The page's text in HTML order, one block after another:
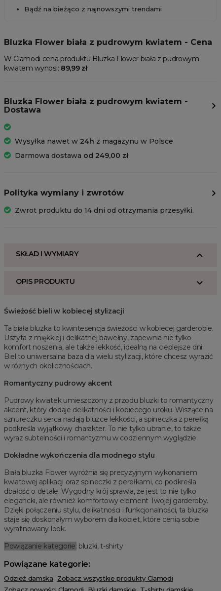
Bądź na bieżąco z najnowszymi trendami
Bluzka Flower biała z pudrowym kwiatem - Cena
W Clamodi cena produktu Bluzka Flower biała z pudrowym
kwiatem wynosi: 89,99 zł
Bluzka Flower biała z pudrowym kwiatem -
Dostawa
Wysyłka nawet w 24h z magazynu w Polsce
Darmowa dostawa od 249,00 zł
Polityka wymiany i zwrotów
Zwrot produktu do 14 dni od otrzymania przesyłki.
SKŁAD I WYMIARY
OPIS PRODUKTU
Świeżość bieli w kobiecej stylizacji
Ta biała bluzka to kwintesencja świeżości w kobiecej garderobie.
Uszyta z miękkiej i delikatnej bawełny, zapewnia nie tylko
komfort noszenia, ale także lekkość, idealną na cieplejsze dni.
Biel to uniwersalna baza dla wielu stylizacji, które chcesz wyrazić
w różnych okolicznościach.
Romantyczny pudrowy akcent
Pudrowy kwiatek umieszczony z przodu bluzki to romantyczny
akcent, który dodaje delikatności i kobiecego uroku. Wiszące na
sznureczku serca nadają bluzce lekkości, a spineczka z perełką
podkreśla wyjątkowy charakter. To nie tylko ubranie, to także
wyraz subtelności i romantyzmu w codziennym wyglądzie.
Dokładne wykończenia dla modnego stylu
Biała bluzka Flower wyróżnia się precyzyjnym wykonaniem
kwiatowej aplikacji oraz spineczki z perełkami, co podkreśla
dbałość o detale. Wygodny krój sprawia, że jest to nie tylko
elegancki, ale również komfortowy element Twojej garderoby.
Dzięki połączeniu stylu, delikatności i funkcjonalności, ta bluzka
staje się doskonałym wyborem dla kobiet, które cenią sobie
wyrafinowany look.
Powiązanie kategorie: bluzki, t-shirty
Powiązane kategorie:
Odzież damska
Zobacz wszystkie produkty Clamodi